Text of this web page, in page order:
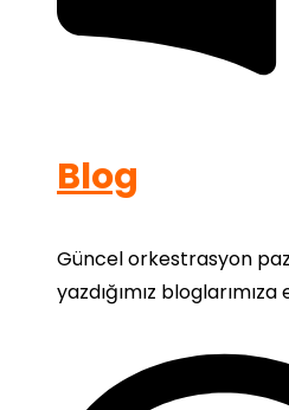
Blog
Güncel orkestrasyon
yazdığımız bloglarımıza